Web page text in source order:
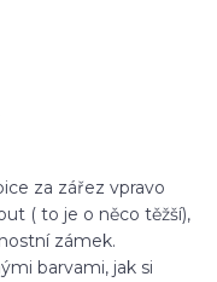
za zářez vpravo
( to je o něco těžší),
zámek.
barvami, jak si